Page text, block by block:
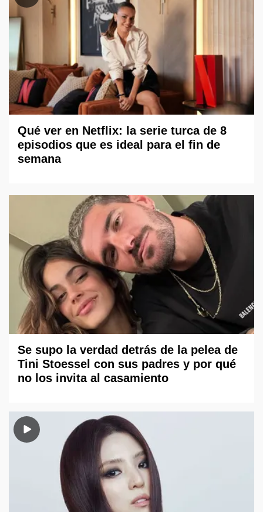
Qué ver en Netflix: la serie turca de 8
episodios que es ideal para el fin de
semana
Se supo la verdad detrás de la pelea de
Tini Stoessel con sus padres y por qué
no los invita al casamiento